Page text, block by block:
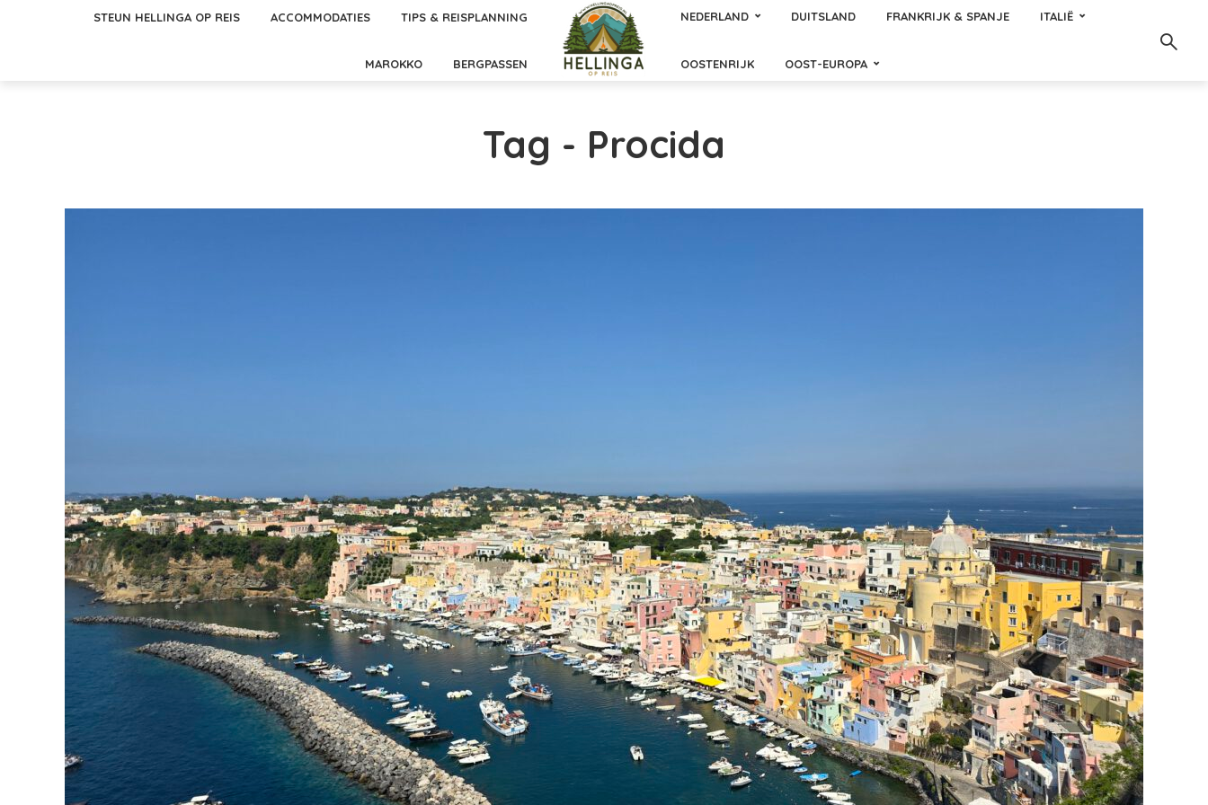
STEUN HELLINGA OP REIS ACCOMMODATIES TIPS & REISPLANNING
MAROKKO BERGPASSEN
NEDERLAND DUITSLAND FRANKRIJK & SPANJE ITALIË
OOSTENRIJK OOST-EUROPA
Tag - Procida